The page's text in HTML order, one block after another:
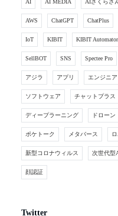
AI AI MEDIA AIさくらさ
AWS ChatGPT ChatPlus
IoT KIBIT KIBIT Automator
SellBOT SNS Spectee Pro
アジラ アプリ エンジニア
ソフトウェア チャットプラス
ディープラーニング ドローン
ポケトーク メタバース
新型コロナウィルス 次世代型
顔認証
Twitter